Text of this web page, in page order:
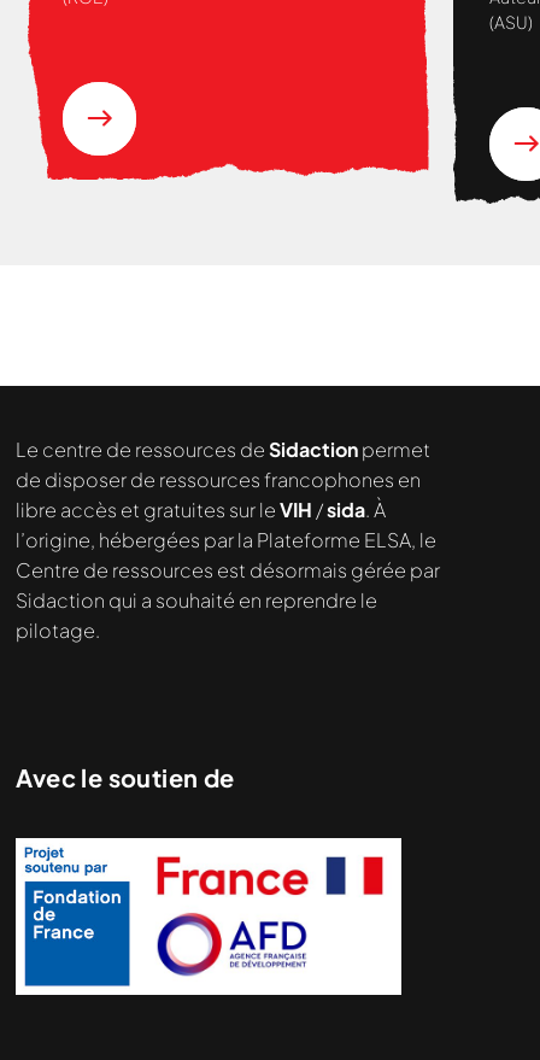
(ASU)
Le centre de ressources deSidactionpermet
de disposer de ressources francophones en
libre accès et gratuites sur leVIH /sida. À
l’origine, hébergées par la Plateforme ELSA, le
Centre de ressources est désormais gérée par
Sidaction qui a souhaité en reprendre le
pilotage.
Avec le soutien de